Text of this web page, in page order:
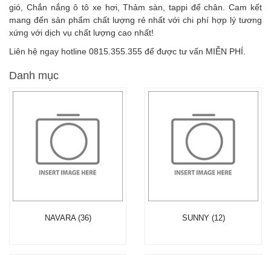
gió, Chắn nắng ô tô xe hơi, Thảm sàn, tappi để chân. Cam kết
mang đến sản phẩm chất lượng rẻ nhất với chi phí hợp lý tương
xứng với dịch vụ chất lượng cao nhất!
Liên hệ ngay hotline 0815.355.355 để được tư vấn MIỄN PHÍ.
Danh mục
NAVARA (36) SUNNY (12)